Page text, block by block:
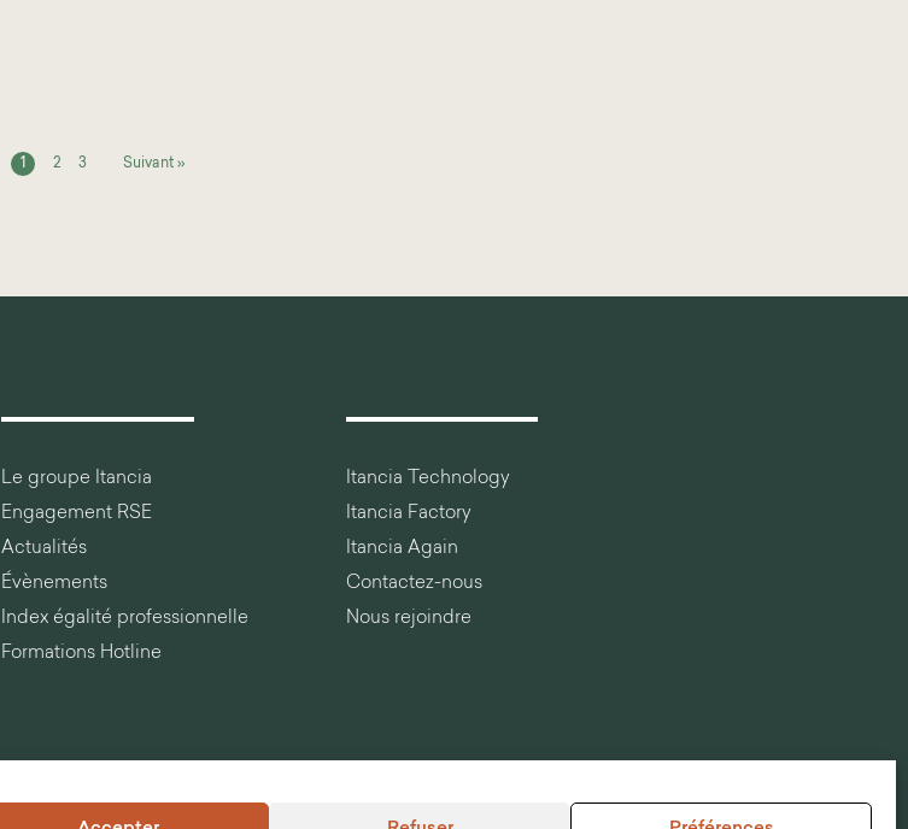
1 2 3 Suivant »
Le groupe Itancia
Engagement RSE
Actualités
Évènements
Index égalité professionnelle
Formations Hotline
Itancia Technology
Itancia Factory
Itancia Again
Contactez-nous
Nous rejoindre